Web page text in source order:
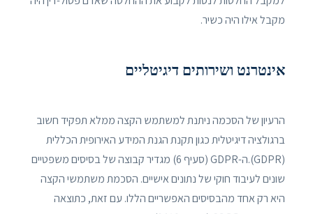
מקבל אילו היה כשיר.
אינטרנט ושירותים דיגיטליים
הרעיון של הסכמה ניתנת למשתמש הקצה ממלא תפקיד חשוב
ברגולציה דיגיטלית כגון תקנת הגנת המידע האירופית הכללית
(GDPR).ה-GDPR (סעיף 6) מגדיר קבוצה של בסיסים משפטיים
שונים לעיבוד חוקי של נתונים אישיים. הסכמת משתמשי הקצה
היא רק אחד מהבסיסים האפשריים הללו. עם זאת, כתוצאה